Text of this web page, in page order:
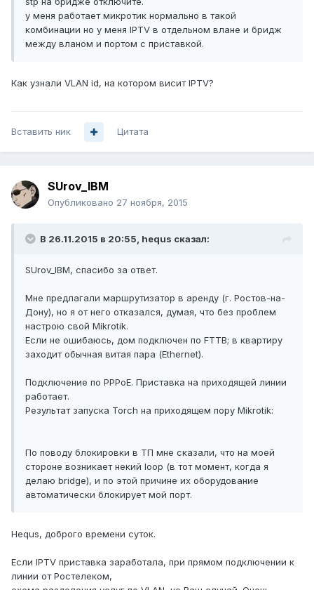
у меня работает микротик нормально в такой
комбинации но у меня IPTV в отдельном влане и бридж
между вланом и портом с приставкой.
Как узнали VLAN id, на котором висит IPTV?
Вставить ник Цитата
SUrov_IBM
Опубликовано 27 ноября, 2015
В 26.11.2015 в 20:55, hequs сказал:
SUrov_IBM, спасибо за ответ.
Мне предлагали маршрутизатор в аренду (г. Ростов-на-
Дону), но я от него отказался, думая, что без проблем
настрою свой Mikrotik.
Если не ошибаюсь, дом подключен по FTTB; в квартиру
заходит обычная витая пара (Ethernet).
Подключение по PPPoE. Приставка на приходящей линии
работает.
Результат запуска Torch на приходящем пору Mikrotik:
По поводу блокировки в ТП мне сказали, что на моей
стороне возникает некий loop (в тот момент, когда я
делаю bridge), и по этой причине их оборудование
автоматически блокирует мой порт.
Hequs, доброго времени суток.
Если IPTV приставка заработала, при прямом подключении к
линии от Ростелеком,